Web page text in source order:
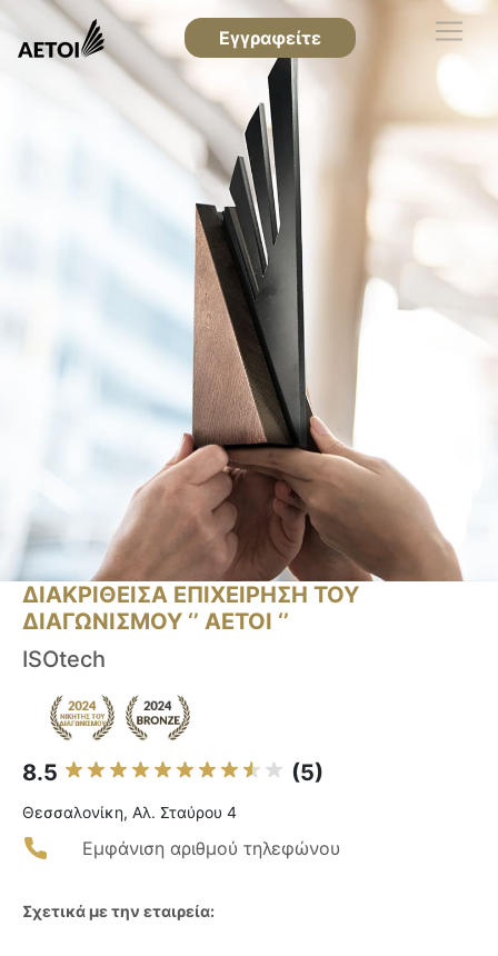
Εγγραφείτε
ΔΙΑΚΡΙΘΕΙΣΑ ΕΠΙΧΕΙΡΗΣΗ ΤΟΥ
ΔΙΑΓΩΝΙΣΜΟΥ ‘’ ΑΕΤΟΙ ‘’
ISOtech
8.5 (5)
Θεσσαλονίκη, Αλ. Σταύρου 4
Εμφάνιση αριθμού τηλεφώνου
Σχετικά με την εταιρεία: